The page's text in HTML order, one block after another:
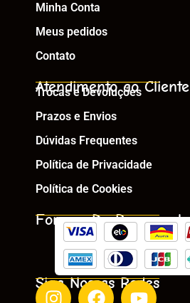
Minha Conta
Meus pedidos
Contato
Atendimento ao Cliente
Trocas e Devoluções
Prazos e Envios
Dúvidas Frequentes
Política de Privacidade
Política de Cookies
Formas De Pagamento
Siga Nossas Redes